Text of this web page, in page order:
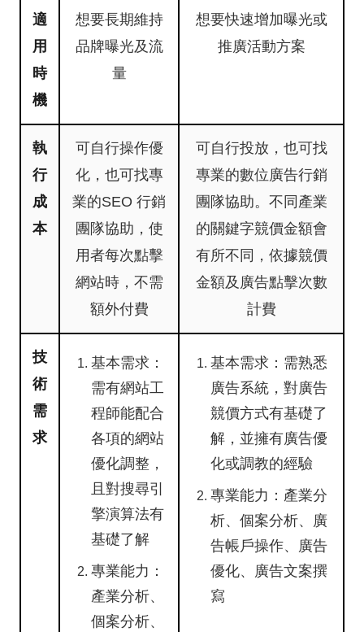
適
用
時
機
想要長期維持
品牌曝光及流
量
想要快速增加曝光或
推廣活動方案
執
行
成
本
可自行操作優
化，也可找專
業的SEO 行銷
團隊協助，使
用者每次點擊
網站時，不需
額外付費
可自行投放，也可找
專業的數位廣告行銷
團隊協助。不同產業
的關鍵字競價金額會
有所不同，依據競價
金額及廣告點擊次數
計費
技
術
需
求
基本需求：
需有網站工
程師能配合
各項的網站
優化調整，
且對搜尋引
擎演算法有
基礎了解
專業能力：
產業分析、
個案分析、
基本需求： 需熟悉
廣告系統，對廣告
競價方式有基礎了
解，並擁有廣告優
化或調教的經驗
專業能力： 產業分
析、個案分析、廣
告帳戶操作、廣告
優化、廣告文案撰
寫